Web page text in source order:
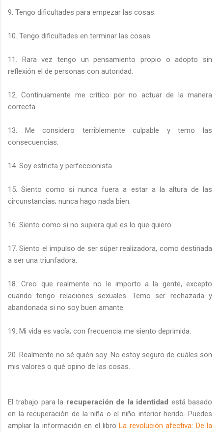
9. Tengo dificultades para empezar las cosas.
10. Tengo dificultades en terminar las cosas.
11. Rara vez tengo un pensamiento propio o adopto sin
reflexión el de personas con autoridad.
12. Continuamente me critico por no actuar de la manera
correcta.
13. Me considero terriblemente culpable y temo las
consecuencias.
14. Soy estricta y perfeccionista.
15. Siento como si nunca fuera a estar a la altura de las
circunstancias; nunca hago nada bien.
16. Siento como si no supiera qué es lo que quiero.
17. Siento el impulso de ser súper realizadora, como destinada
a ser una triunfadora.
18. Creo que realmente no le importo a la gente, excepto
cuando tengo relaciones sexuales. Temo ser rechazada y
abandonada si no soy buen amante.
19. Mi vida es vacía; con frecuencia me siento deprimida.
20. Realmente no sé quién soy. No estoy seguro de cuáles son
mis valores o qué opino de las cosas.
El trabajo para la recuperación de la identidad está basado
en la recuperación de la niña o el niño interior herido. Puedes
ampliar la información en el libroLa revolución afectiva: De la